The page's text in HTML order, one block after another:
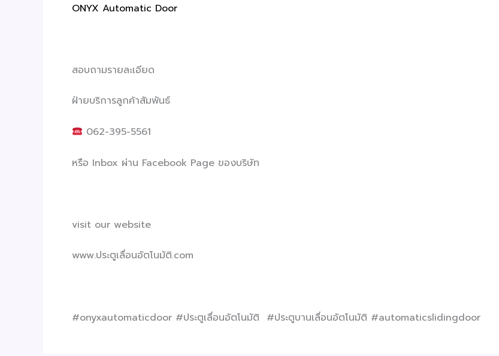
ONYX Automatic Door
สอบถามรายละเอียด
ฝ่ายบริการลูกค้าสัมพันธ์
062-395-5561
หรือ Inbox ผ่าน Facebook Page ของบริษัท
visit our website
www.ประตูเลื่อนอัตโนมัติ.com
#onyxautomaticdoor #ประตูเลื่อนอัตโนมัติ #ประตูบานเลื่อนอัตโนมัติ #automaticslidingdoor